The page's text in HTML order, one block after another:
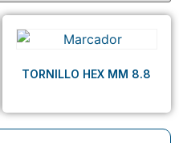
TORNILLO HEX MM 8.8